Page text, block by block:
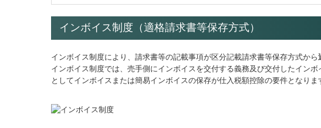
インボイス制度（適格請求書等保存方式）
インボイス制度により、請求書等の記載事項が区分記載請求書等保存方式から
インボイス制度では、売手側にインボイスを交付する義務及び交付したイン
としてインボイスまたは簡易インボイスの保存が仕入税額控除の要件となりま